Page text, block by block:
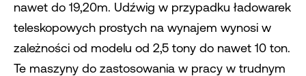
nawet do 19,20m. Udźwig w przypadku ładowarek
teleskopowych prostych na wynajem wynosi w
zależności od modelu od 2,5 tony do nawet 10 ton.
Te maszyny do zastosowania w pracy w trudnym